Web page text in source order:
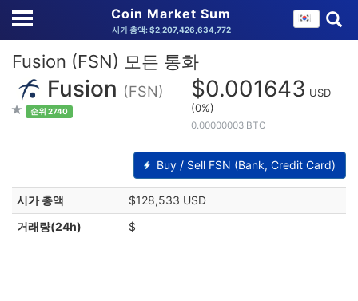
Coin Market Sum
시가 총액: $2,207,426,634,772
Fusion (FSN) 모든 통화
Fusion (FSN)
순위 2740
$0.001643 USD
(0%)
0.00000003 BTC
Buy / Sell FSN (Bank, Credit Card)
시가 총액
$128,533 USD
거래량(24h)
$